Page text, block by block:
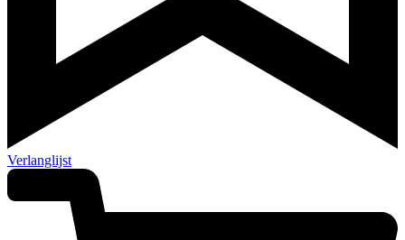
Verlanglijst